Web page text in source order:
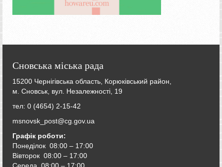
Сновська міська рада
15200 Чернігівська область, Корюківський район,
м. Сновськ, вул. Незалежності, 19
тел: 0 (4654) 2-15-42
msnovsk_post@cg.gov.ua
Графік роботи:
Понеділок 08:00 – 17:00
Вівторок 08:00 – 17:00